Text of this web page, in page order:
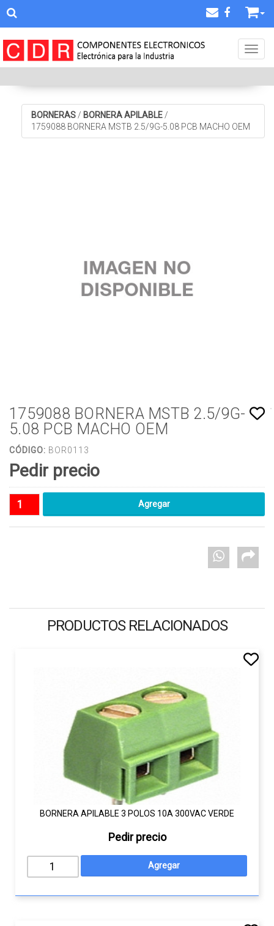
BORNERAS / BORNERA APILABLE /
1759088 BORNERA MSTB 2.5/9G-5.08 PCB MACHO OEM
1759088 BORNERA MSTB 2.5/9G-
5.08 PCB MACHO OEM
CÓDIGO: BOR0113
Pedir precio
PRODUCTOS RELACIONADOS
BORNERA APILABLE 3 POLOS 10A 300VAC VERDE
Pedir precio